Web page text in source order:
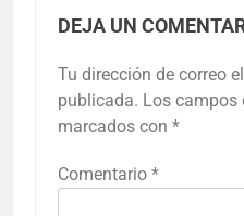
DEJA UN
Tu dirección de correo
publicada. Los campos
marcados con *
Comentario *